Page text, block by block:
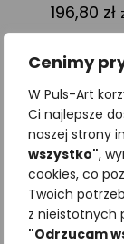
Cenimy
W Puls-Art
Ci najlepsze
naszej strony
wszystko",
cookies, co
Twoich
z nieistotnych
"Odrzucam
196,80 zł
Dodaj do